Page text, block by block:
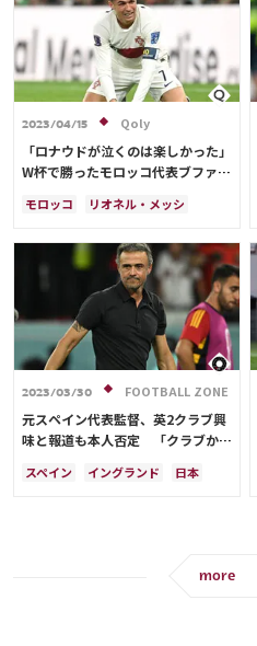
2023/04/15 Qoly
「ロナウドが泣くのは楽しかった」
W杯で勝ったモロッコ代表ブファル
モロッコ
リオネル・メッシ
C・ロナウド
2023/03/30 FOOTBALL ZONE
元スペイン代表監督、英2クラブ興
味と報道も本人否定 「クラブから
スペイン イングランド
日本
more